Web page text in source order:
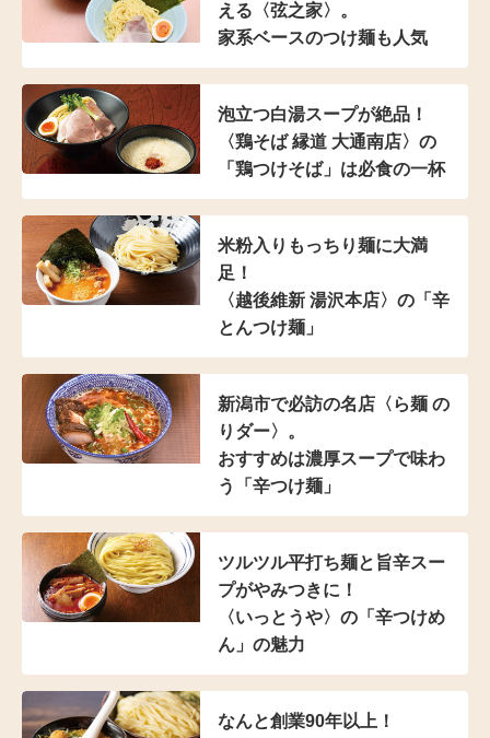
える〈弦之家〉。
家系ベースのつけ麺も人気
泡立つ白湯スープが絶品！
〈鶏そば 縁道 大通南店〉の
「鶏つけそば」は必食の一杯
米粉入り もっちり麺に大満
足！
〈越後維新 湯沢本店〉の 「辛
とんつけ麺」
新潟市で必訪の名店 〈ら麺 の
りダー〉。
おすすめは濃厚スープで味わ
う「辛つけ麺」
ツルツル平打ち麺と 旨辛スー
プがやみつきに！
〈いっとうや〉の 「辛つけめ
ん」の魅力
なんと創業90年以上！